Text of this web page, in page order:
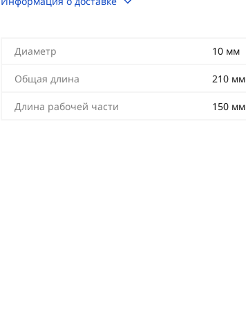
Диаметр 10 мм
Общая длина 210 мм
Длина рабочей части 150 мм